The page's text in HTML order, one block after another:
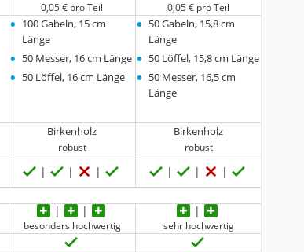
0,05 € pro Teil 0,05 € pro Teil
• 100 Gabeln, 15 cm
Länge
• 50 Messer, 16 cm Länge
• 50 Löffel, 16 cm Länge
• 50 Gabeln, 15,8 cm
Länge
• 50 Löffel, 15,8 cm Länge
• 50 Messer, 16,5 cm
Länge
Birkenholz
robust
Birkenholz
robust
besonders hochwertig sehr hochwertig